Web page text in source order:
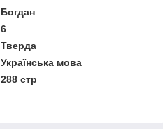
Богдан
6
Тверда
Українська мова
288 стр